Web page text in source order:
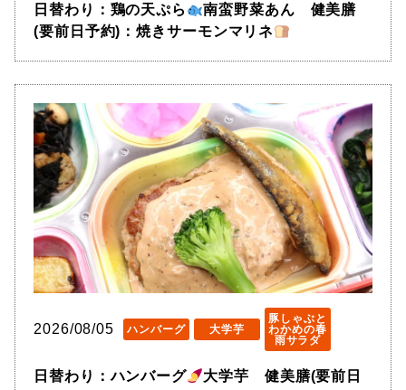
日替わり：鶏の天ぷら
南蛮野菜あん 健美膳
(要前日予約)：焼きサーモンマリネ
2026/08/05 ハンバーグ 大学芋
豚しゃぶと
わかめの春
雨サラダ
日替わり：ハンバーグ
大学芋 健美膳(要前日